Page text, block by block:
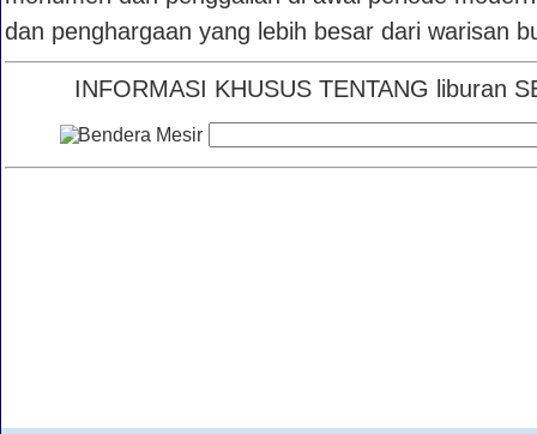
dan penghargaan yang lebih besar dari warisan
INFORMASI KHUSUS TENTANG liburan